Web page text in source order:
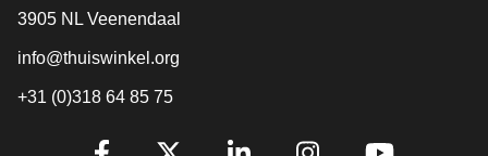
3905 NL Veenendaal
info@thuiswinkel.org
+31 (0)318 64 85 75
Volg je ons al?